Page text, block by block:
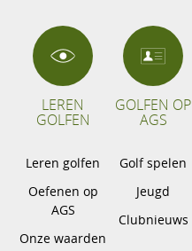
LEREN
GOLFEN
Leren golfen
Oefenen op
AGS
Onze waarden
GOLFEN OP
AGS
Golf spelen
Jeugd
Clubnieuws